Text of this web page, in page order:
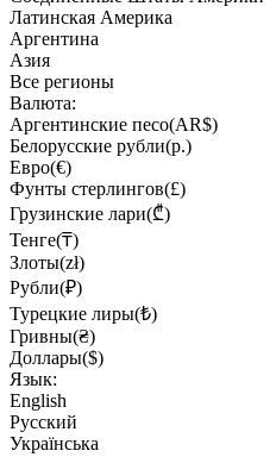
Латинская Америка
Аргентина
Азия
Все регионы
Валюта:
Аргентинские песо(AR$)
Белорусские рубли(р.)
Евро(€)
Фунты стерлингов(£)
Грузинские лари(₾)
Тенге(₸)
Злоты(zł)
Рубли(₽)
Турецкие лиры(₺)
Гривны(₴)
Доллары($)
Язык:
English
Русский
Українська